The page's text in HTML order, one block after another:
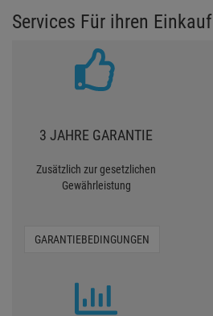
Services Für ihren Einkauf
3 JAHRE GARANTIE
Zusätzlich zur gesetzlichen
Gewährleistung
GARANTIEBEDINGUNGEN